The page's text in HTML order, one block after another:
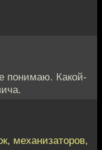
понимаю. Какой-
механизаторов,